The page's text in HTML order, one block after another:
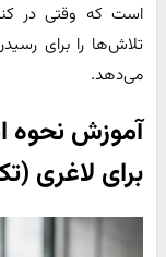
است که وقتی در
تلاش‌ها را برای
می‌دهد.
آموزش نحوه
برای لاغری